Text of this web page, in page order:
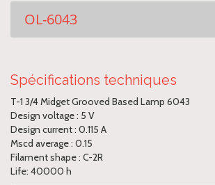
OL-6043
Spécifications techniques
T-1 3/4 Midget Grooved Based Lamp 6043
Design voltage : 5 V
Design current : 0.115 A
Mscd average : 0.15
Filament shape : C-2R
Life: 40000 h